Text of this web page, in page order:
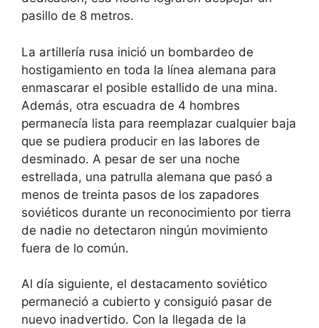
pasillo de 8 metros.
La artillería rusa inició un bombardeo de
hostigamiento en toda la línea alemana para
enmascarar el posible estallido de una mina.
Además, otra escuadra de 4 hombres
permanecía lista para reemplazar cualquier baja
que se pudiera producir en las labores de
desminado. A pesar de ser una noche
estrellada, una patrulla alemana que pasó a
menos de treinta pasos de los zapadores
soviéticos durante un reconocimiento por tierra
de nadie no detectaron ningún movimiento
fuera de lo común.
Al día siguiente, el destacamento soviético
permaneció a cubierto y consiguió pasar de
nuevo inadvertido. Con la llegada de la